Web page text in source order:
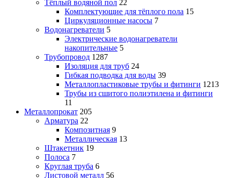
Тёплый водяной пол 22
Комплектующие для тёплого пола 15
Циркуляционные насосы 7
Водонагреватели 5
Электрические водонагреватели
накопительные 5
Трубопровод 1287
Изоляция для труб 24
Гибкая подводка для воды 39
Металлопластиковые трубы и фитинги 1213
Трубы из сшитого полиэтилена и фитинги
11
Металлопрокат 205
Арматура 22
Композитная 9
Металлическая 13
Штакетник 19
Полоса 7
Круглая труба 6
Листовой металл 56